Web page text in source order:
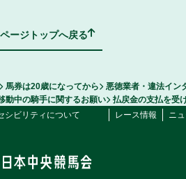
ページトップへ戻る
馬券は20歳になってから
悪徳業者・違法イン
動中の騎手に関するお願い
払戻金の支払を受
シビリティについて レース情報 ニ